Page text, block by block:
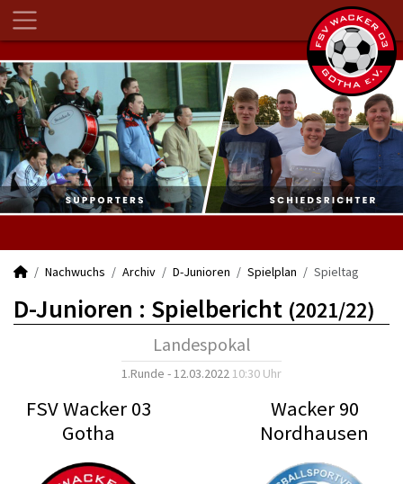
Nachwuchs Archiv D-Junioren Spielplan Spieltag
D-Junioren : Spielbericht (2021/22)
Landespokal
1.Runde - 12.03.2022 10:30 Uhr
FSV Wacker 03
Gotha
Wacker 90
Nordhausen